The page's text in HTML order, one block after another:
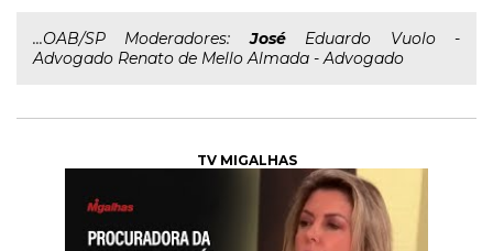
...OAB/SP Moderadores:JoséEduardo Vuolo -
Advogado Renato de Mello Almada - Advogado
TV MIGALHAS